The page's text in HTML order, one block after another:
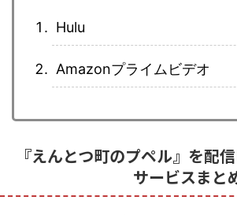
Hulu
Amazonプライムビデオ
『えんとつ町のプペル』を配
サービスまと